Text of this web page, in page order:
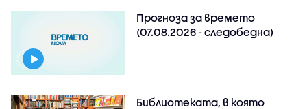
Прогноза за времето
(07.08.2026 - следобедна)
Библиотеката, в която